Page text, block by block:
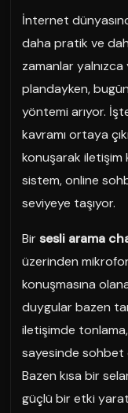
İnternet
daha pratik ve
zamanlar yalnızca
plandayken,
yöntemi arıyor.
kavramı ortaya
konuşarak iletişim
sistem, online
seviyeye taşıyor.
Birsesli arama
üzerinden
konuşmasına
duygular bazen
iletişimde tonlama,
sayesinde sohbet
Bazen kısa bir
güçlü bir etki